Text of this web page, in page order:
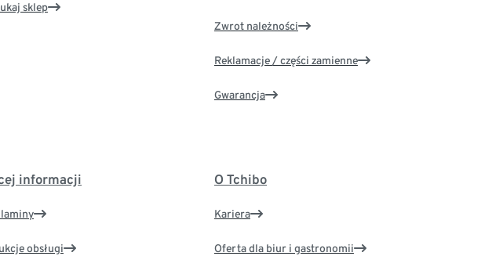
sklep
Zwrot należności
Reklamacje / części zamienne
Gwarancja
informacji
obsługi
O Tchibo
Kariera
Oferta dla biur i gastronomii